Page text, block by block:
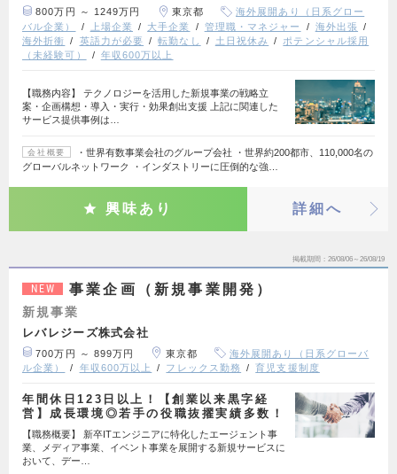
800万円 ～ 1249万円 東京都
海外展開あり（日系グロー
バル企業）
上場企業 大手企業 管理職・マネジャー
海外出張
海外折衝
英語力が必要 転勤なし 土日祝休み
ポテンシャル採用
（未経験可）
年収600万以上
【職務内容】 テクノロジーを活用した新規事業の戦略立
案・企画構想・導入・実行・効果創出支援 上記に関連した
サービス提供事例は…
会社概要
・世界有数事業会社のグループ会社 ・世界約200都市、110,000名の
グローバルネットワーク ・インダストリーに圧倒的な強…
興味あり 詳細へ
掲載期間 26/08/06～26/08/19
NEW 事業企画（新規事業開発）
新規事業
レバレジーズ株式会社
700万円 ～ 899万円 東京都
海外展開あり（日系グローバ
ル企業）
年収600万以上 フレックス勤務 育児支援制度
年間休日123日以上！【創業以来黒字経
営】成長環境◎若手の役職抜擢実績多数！
【職務概要】 新卒ITエンジニアに特化したエージェント事
業、メディア事業、イベント事業を展開する新規サービスに
おいて、デー…